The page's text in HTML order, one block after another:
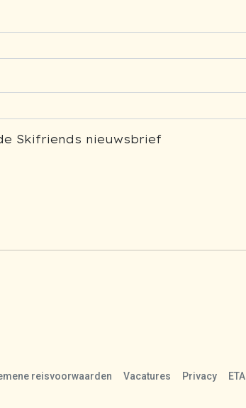
Skifriends nieuwsbrief
reisvoorwaarden Vacatures Privacy ETA